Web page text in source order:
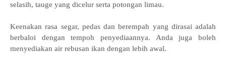
selasih, tauge yang dicelur serta potongan limau.
Keenakan rasa segar, pedas dan berempah yang dirasai adalah
berbaloi dengan tempoh penyediaannya. Anda juga boleh
menyediakan air rebusan ikan dengan lebih awal.